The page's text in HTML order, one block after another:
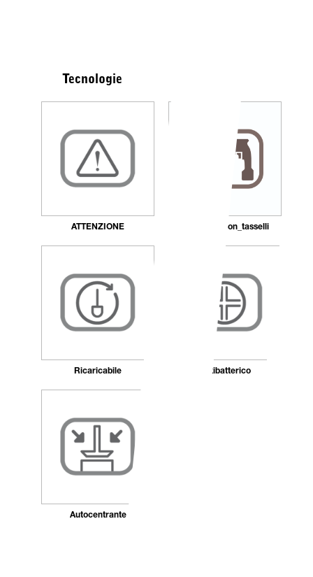
Tecnologie
ATTENZIONE Fissaggio_con_tasselli
Ricaricabile Antibatterico
Autocentrante